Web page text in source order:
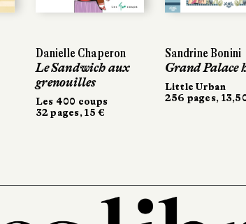
Danielle Chaperon
Le Sandwich aux
grenouilles
Les 400 coups
32 pages, 15 €
Sandrine Bonini
Grand Palace
Little Urban
256 pages,